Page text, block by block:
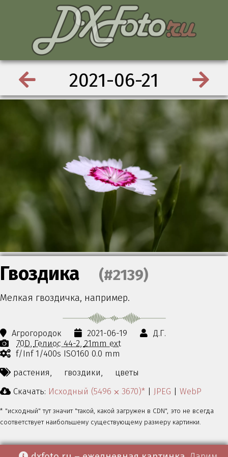
2021-06-21
Гвоздика (#2139)
Мелкая гвоздичка, например.
Агрогородок 2021-06-19
Д.Г.
70D Гелиос 44-2 21mm ext
f/Inf 1/400s ISO160 0.0 mm
растения,
гвоздики,
цветы
Скачать: Исходный (5496 ⨉ 3670)* | JPEG | WebP
* "исходный" тут значит "такой, какой загружен в CDN", это не всегда
соответствует наибольшему существующему размеру картинки.